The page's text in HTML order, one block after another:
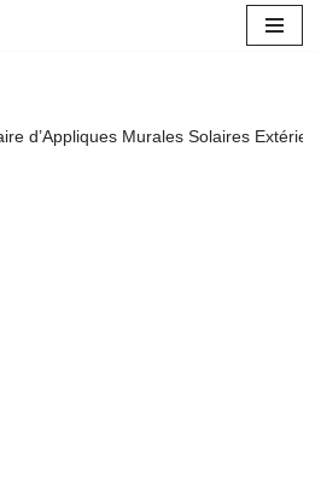
d’Appliques Murales Solaires